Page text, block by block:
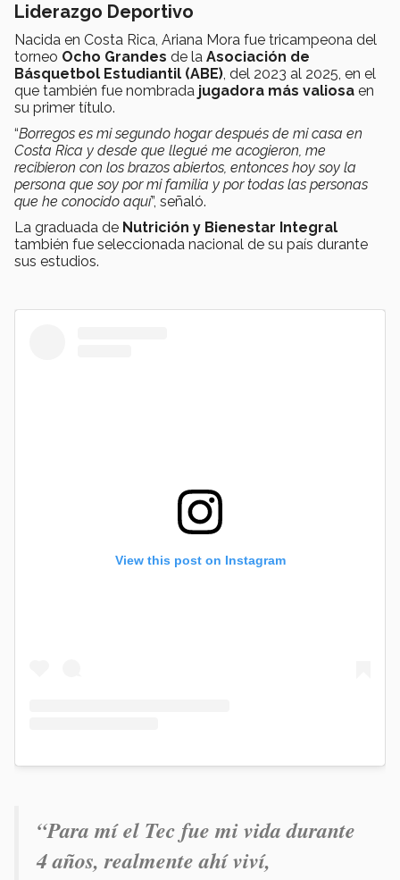
Liderazgo Deportivo
Nacida en Costa Rica, Ariana Mora fue tricampeona del
torneo Ocho Grandes de la Asociación de
Básquetbol Estudiantil (ABE), del 2023 al 2025, en el
que también fue nombrada jugadora más valiosa en
su primer título.
“Borregos es mi segundo hogar después de mi casa en
Costa Rica y desde que llegué me acogieron, me
recibieron con los brazos abiertos, entonces hoy soy la
persona que soy por mi familia y por todas las personas
que he conocido aquí”, señaló.
La graduada de Nutrición y Bienestar Integral
también fue seleccionada nacional de su país durante
sus estudios.
View this post on Instagram
“Para mí el Tec fue mi vida durante
4 años, realmente ahí viví,